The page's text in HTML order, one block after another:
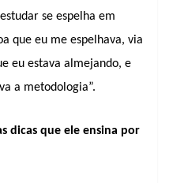
se espelha em
que eu me espelhava, via
eu estava almejando, e
a metodologia”.
dicas que ele ensina por